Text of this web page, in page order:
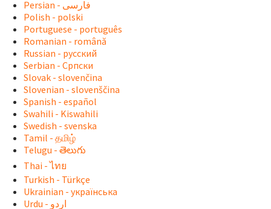
Polish - polski
Portuguese - português
Romanian - română
Russian - русский
Serbian - Српски
Slovak - slovenčina
Slovenian - slovenščina
Spanish - español
Swahili - Kiswahili
Swedish - svenska
Tamil - தமிழ்
Telugu - తెలుగు
Thai - ไทย
Turkish - Türkçe
Ukrainian - українська